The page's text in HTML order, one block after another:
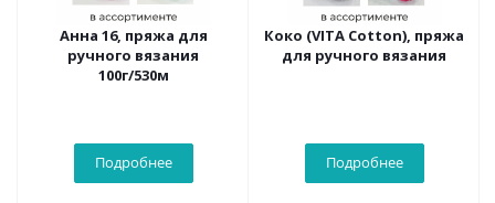
Анна 16, пряжа для
ручного вязания
100г/530м
Подробнее
Коко (VITA Cotton), пряжа
для ручного вязания
Подробнее